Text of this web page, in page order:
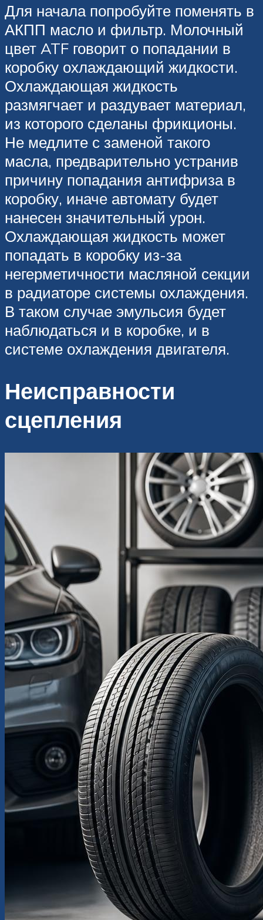
Для начала попробуйте поменять в
АКПП масло и фильтр. Молочный
цвет ATF говорит о попадании в
коробку охлаждающий жидкости.
Охлаждающая жидкость
размягчает и раздувает материал,
из которого сделаны фрикционы.
Не медлите с заменой такого
масла, предварительно устранив
причину попадания антифриза в
коробку, иначе автомату будет
нанесен значительный урон.
Охлаждающая жидкость может
попадать в коробку из-за
негерметичности масляной секции
в радиаторе системы охлаждения.
В таком случае эмульсия будет
наблюдаться и в коробке, и в
системе охлаждения двигателя.
Неисправности
сцепления